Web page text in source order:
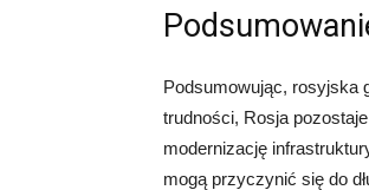
Podsumowując, rosyjska
trudności, Rosja
modernizację
mogą przyczynić się do